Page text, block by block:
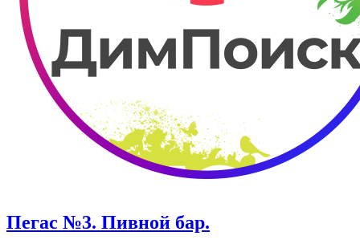
Пегас №3. Пивной бар.